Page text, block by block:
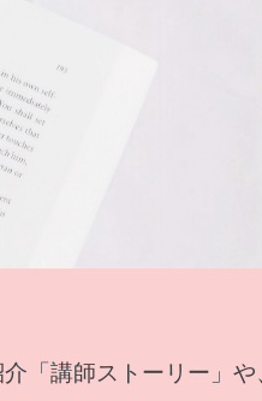
「講師ストーリー」や